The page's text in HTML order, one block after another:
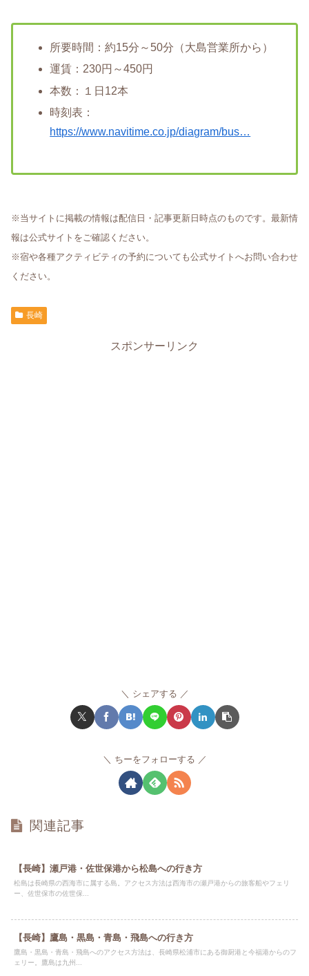
所要時間：約15分～50分（大島営業所から）
運賃：230円～450円
本数：１日12本
時刻表：
https://www.navitime.co.jp/diagram/bus…
※当サイトに掲載の情報は配信日・記事更新日時点のものです。最新情
報は公式サイトをご確認ください。
※宿や各種アクティビティの予約についても公式サイトへお問い合わせ
ください。
長崎
スポンサーリンク
シェアする
ちーをフォローする
関連記事
【長崎】瀬戸港・佐世保港から松島への行き方
松島は長崎県の西海市に属する島。アクセス方法は西海市の瀬戸港からの旅客船やフェリ
ー、佐世保市の佐世保...
【長崎】鷹島・黒島・青島・飛島への行き方
鷹島・黒島・青島・飛島へのアクセス方法は、長崎県松浦市にある御厨港と今福港からのフ
ェリー。鷹島は九州...